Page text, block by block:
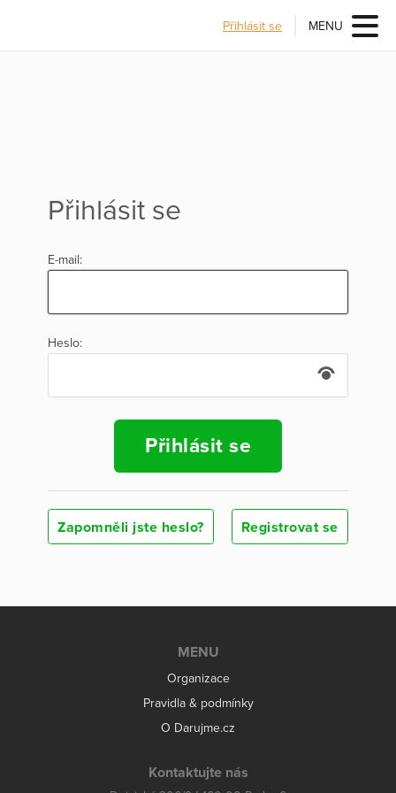
Přihlásit se MENU
Přihlásit se
E-mail:
Heslo:
Přihlásit se
Zapomněli jste heslo? Registrovat se
MENU
Organizace
Pravidla & podmínky
O Darujme.cz
Kontaktujte nás